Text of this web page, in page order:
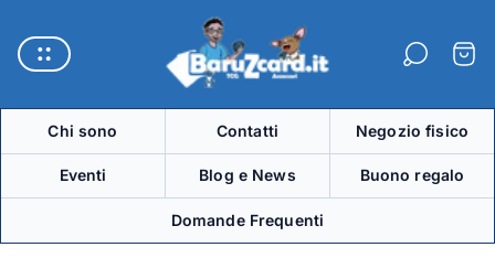
del
negozio"
Chi sono Contatti Negozio fisico
Eventi Blog e News Buono regalo
Domande Frequenti